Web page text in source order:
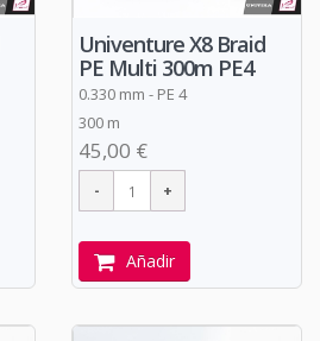
Univenture X8 Braid
PE Multi 300m PE4
0.330 mm - PE 4
300 m
45,00 €
Añadir